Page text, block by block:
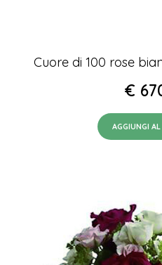
Cuore di 100 rose
€
AGGIUNGI